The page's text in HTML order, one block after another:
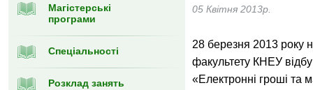
Магістерські
програми
Спеціальності
Розклад занять
05 Квітня 2013р.
28 березня 2013 року
факультету КНЕУ
«Електронні гроші та